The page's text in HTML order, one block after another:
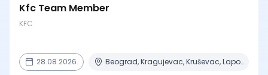
Kfc Team Member
KFC
28.08.2026. Beograd, Kragujevac, Kruševac, Lapovo, Niš + 4 mesta